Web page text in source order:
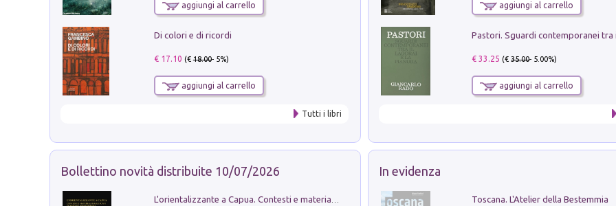
aggiungi al carrello
Di colori e di ricordi
€ 17.10 (€18.00- 5%)
aggiungi al carrello
Tutti i libri
aggiungi al carrello
€ 33.25 (€35.00- 5.00%)
aggiungi al carrello
Bollettino novità distribuite 10/07/2026 In evidenza
Toscana. L'Atelier della Bestemmia